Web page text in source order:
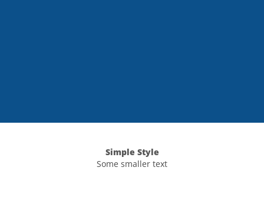
Simple Style
Some smaller text